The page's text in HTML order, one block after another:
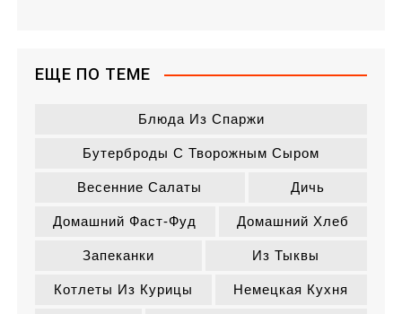
ЕЩЕ ПО ТЕМЕ
Блюда Из Спаржи
Бутерброды С Творожным Сыром
Весенние Салаты Дичь
Домашний Фаст-Фуд Домашний Хлеб
Запеканки Из Тыквы
Котлеты Из Курицы Немецкая Кухня